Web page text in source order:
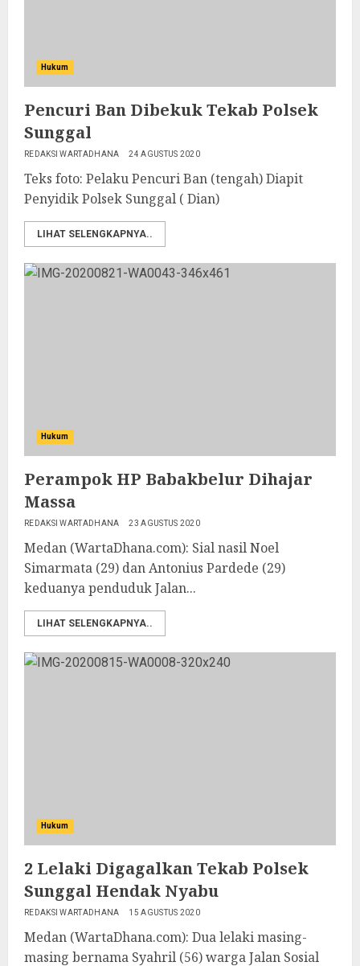
Hukum
Pencuri Ban Dibekuk Tekab Polsek
Sunggal
REDAKSI WARTADHANA 24 AGUSTUS 2020
Teks foto: Pelaku Pencuri Ban (tengah) Diapit
Penyidik Polsek Sunggal ( Dian)
LIHAT SELENGKAPNYA..
Hukum
Perampok HP Babakbelur Dihajar
Massa
REDAKSI WARTADHANA 23 AGUSTUS 2020
Medan (WartaDhana.com): Sial nasil Noel
Simarmata (29) dan Antonius Pardede (29)
keduanya penduduk Jalan...
LIHAT SELENGKAPNYA..
Hukum
2 Lelaki Digagalkan Tekab Polsek
Sunggal Hendak Nyabu
REDAKSI WARTADHANA 15 AGUSTUS 2020
Medan (WartaDhana.com): Dua lelaki masing-
masing bernama Syahril (56) warga Jalan Sosial